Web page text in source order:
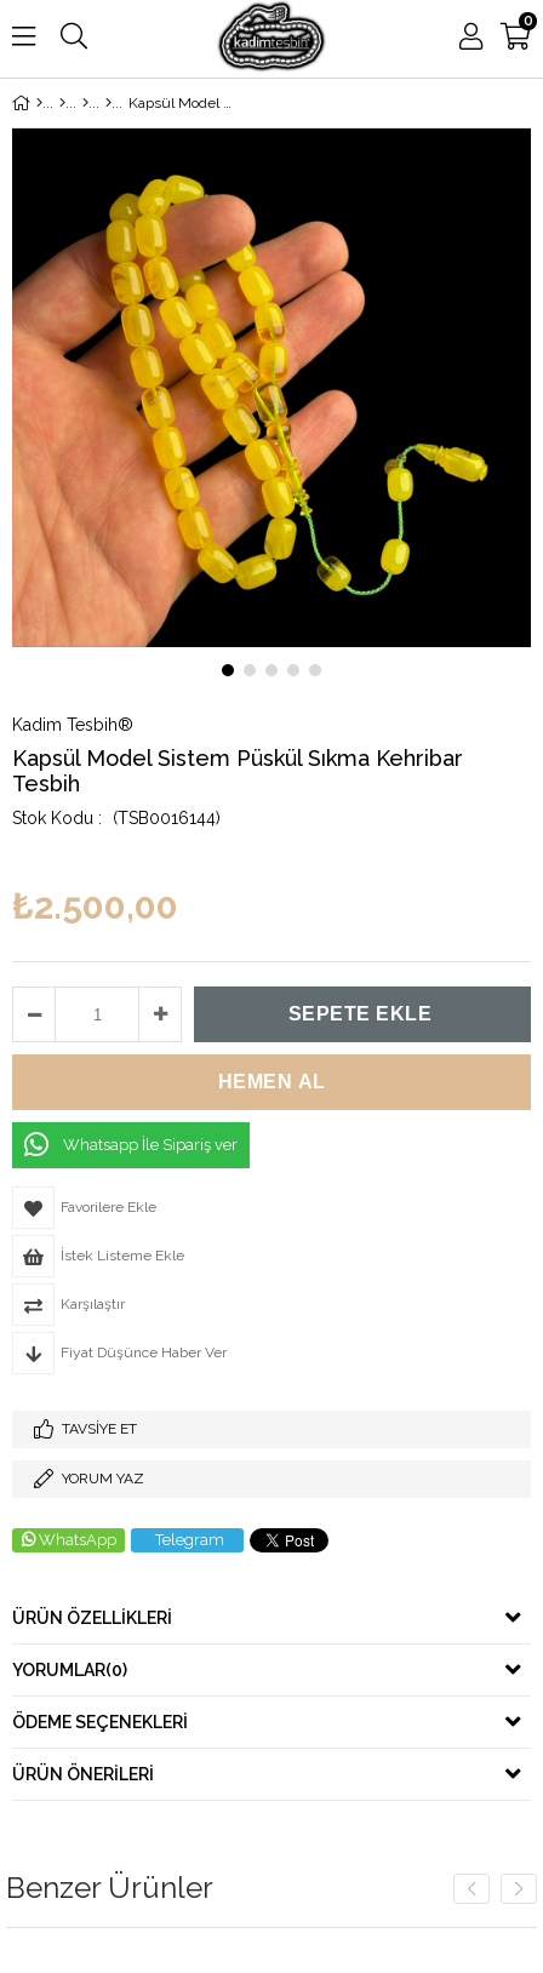
0
Kapsül Model Sistem Püskül Sıkma Kehribar Tesbih
Kadim Tesbih®
Kapsül Model Sistem Püskül Sıkma Kehribar
Tesbih
(TSB0016144)
₺2.500,00
Whatsapp İle Sipariş ver
Favorilere Ekle
İstek Listeme Ekle
Karşılaştır
Fiyat Düşünce Haber Ver
TAVSIYE ET
YORUM YAZ
WhatsApp Telegram
ÜRÜN ÖZELLIKLERI
YORUMLAR(0)
ÖDEME SEÇENEKLERI
ÜRÜN ÖNERILERI
Benzer Ürünler